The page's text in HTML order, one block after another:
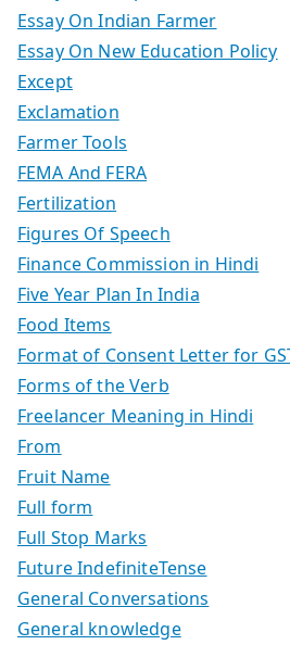
Essay On Indian Farmer
Essay On New Education Policy
Except
Exclamation
Farmer Tools
FEMA And FERA
Fertilization
Figures Of Speech
Finance Commission in Hindi
Five Year Plan In India
Food Items
Format of Consent Letter for
Forms of the Verb
Freelancer Meaning in Hindi
From
Fruit Name
Full form
Full Stop Marks
Future IndefiniteTense
General Conversations
General knowledge